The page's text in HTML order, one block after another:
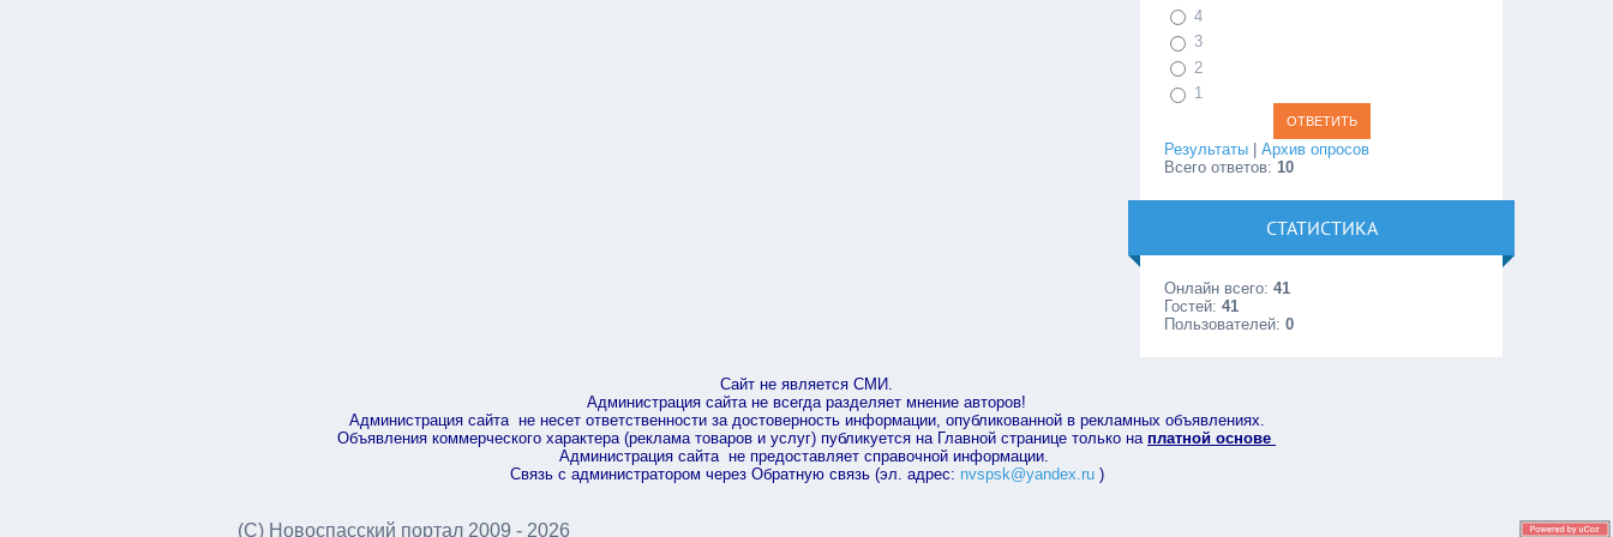
4
3
2
1
Результаты |Архив опросов
Всего ответов: 10
СТАТИСТИКА
Онлайн всего:41
Гостей:41
Пользователей:0
Сайт не является СМИ.
Администрация сайта не всегда разделяет мнение авторов!
Администрация сайта не несет ответственности за достоверность информации, опубликованной в рекламных объявлениях.
Объявления коммерческого характера (реклама товаров и услуг) публикуется на Главной странице только на платной основе
Администрация сайта не предоставляет справочной информации.
Связь с администратором через Обратную связь (эл. адрес: nvspsk@yandex.ru)
(С) Новоспасский портал 2009 - 2026